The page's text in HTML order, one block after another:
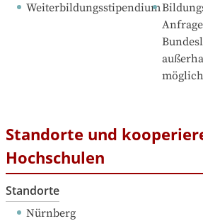
Weiterbildungsstipendium
Standorte und
Hochschulen
Standorte
Nürnberg